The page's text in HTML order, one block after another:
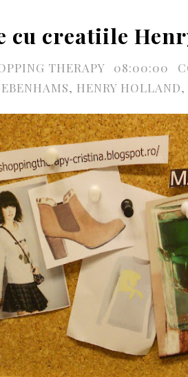
cu creatiile
THERAPY 08:00:00
, HENRY HOLLAND,